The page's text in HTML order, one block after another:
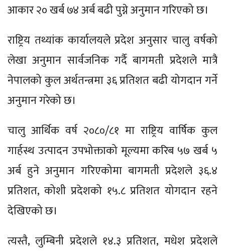
आकार २० खर्ब ७४ अर्ब बढी पुग्ने अनुमान गरिएको छ।
राष्ट्रिय तथ्यांक कार्यालयले प्रदेश अनुसार चालु वर्षको
लेखा अनुमान सार्वजनिक गर्दै बागमती प्रदेशले मात्रै
नेपालको कुल अर्थतन्त्रमा ३६ प्रतिशत बढी योगदान गर्ने
अनुमान गरेको छ।
चालु आर्थिक वर्ष २०८०/८१ मा राष्ट्रिय वार्षिक कुल
गार्हस्थ उत्पादन उपभोक्ताको मूल्यमा करिब ५७ खर्ब ५
अर्ब हुने अनुमान गरिएकोमा बागमती प्रदेशले ३६.४
प्रतिशत, कोशी प्रदेशको १५.८ प्रतिशत योगदान रहने
देखिएको छ।
त्यस्तै, लुम्बिनी प्रदेशले १४.३ प्रतिशत, मधेश प्रदेशले